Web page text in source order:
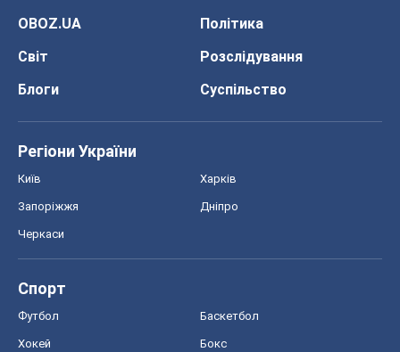
OBOZ.UA
Політика
Світ
Розслідування
Блоги
Суспільство
Регіони України
Київ Харків
Запоріжжя Дніпро
Черкаси
Спорт
Футбол Баскетбол
Хокей Бокс